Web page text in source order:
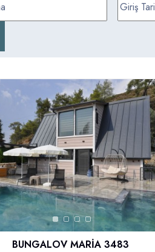
BUNGALOV MARİA 3483